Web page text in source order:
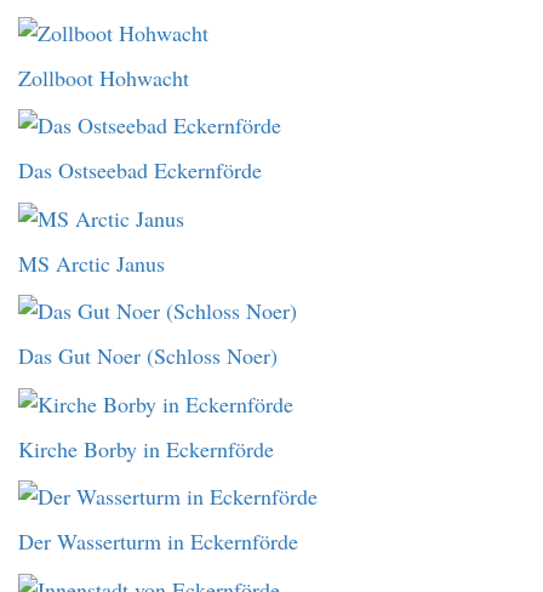
Zollboot Hohwacht
Das Ostseebad Eckernförde
MS Arctic Janus
Das Gut Noer (Schloss Noer)
Kirche Borby in Eckernförde
Der Wasserturm in Eckernförde